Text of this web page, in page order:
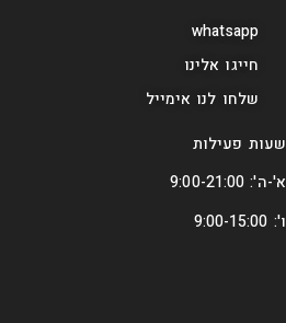
whatsapp
חייגו אלינו
שלחו לנו אימייל
שעות פעילות
א'-ה': 9:00-21:00
ו': 9:00-15:00